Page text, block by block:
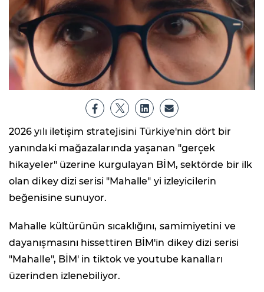
2026 yılı iletişim stratejisini Türkiye'nin dört bir
yanındaki mağazalarında yaşanan "gerçek
hikayeler" üzerine kurgulayan BİM, sektörde bir ilk
olan dikey dizi serisi "Mahalle" yi izleyicilerin
beğenisine sunuyor.
Mahalle kültürünün sıcaklığını, samimiyetini ve
dayanışmasını hissettiren BİM'in dikey dizi serisi
"Mahalle", BİM' in tiktok ve youtube kanalları
üzerinden izlenebiliyor.